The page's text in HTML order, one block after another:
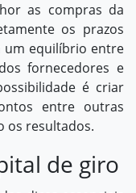
as compras da
os prazos
um equilíbrio entre
fornecedores e
é criar
entre outras
os resultados.
de giro